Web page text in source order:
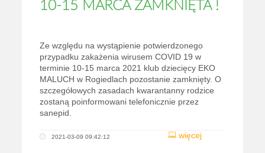
10-15 MARCA ZAMKNIĘTA !
Ze względu na wystąpienie potwierdzonego
przypadku zakażenia wirusem COVID 19 w
terminie 10-15 marca 2021 klub dziecięcy EKO
MALUCH w Rogiedlach pozostanie zamknięty. O
szczegółowych zasadach kwarantanny rodzice
zostaną poinformowani telefonicznie przez
sanepid.
więcej
2021-03-09 09:42:12